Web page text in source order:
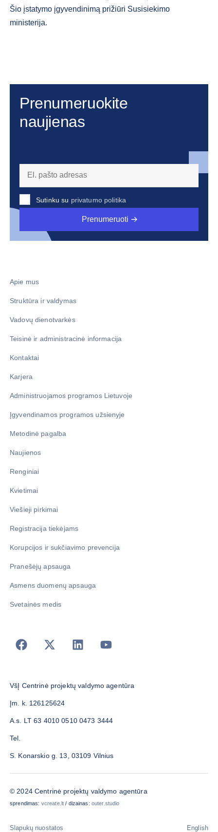
Šio įstatymo įgyvendinimą prižiūri Susisiekimo
ministerija.
Prenumeruokite
naujienas
Sutinku su privatumo politika
Prenumeruoti
Apie mus
Struktūra ir valdymas
Vadovų dienotvarkės
Teisinė ir administracinė informacija
Kontaktai
Karjera
Administruojamos programos Lietuvoje
Įgyvendinamos programos užsienyje
Metodinė pagalba
Naujienos
Renginiai
Kvietimai
Viešieji pirkimai
Registracija tiekėjams
Korupcijos ir sukčiavimo prevencija
Pranešėjų apsauga
Asmens duomenų apsauga
Svetainės medis
VšĮ Centrinė projektų valdymo agentūra
Įm. k. 126125624
A.s. LT 63 4010 0510 0473 3444
Tel.
S. Konarskio g. 13, 03109 Vilnius
© 2024 Centrinė projektų valdymo agentūra
sprendimas: vcreate.lt / dizainas: outer.studio
Slapukų nuostatos English